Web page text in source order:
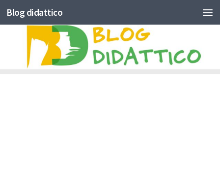
Skip to content
Blog didattico